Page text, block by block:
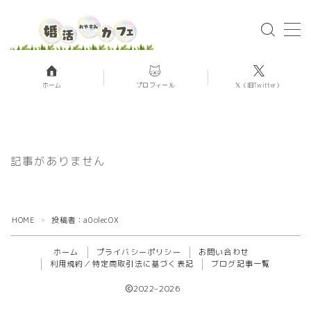
MENU
り越えて今は玉森似の彼氏ができた香
織です！
今お付き合いしている美肌さんの話以
外にも、婚約破棄体験談や過去に婚活
で出会った人とのことを話しています
ホーム プロフィール 𝕏（旧Twitter）
記事がありません
HOME ＞ 投稿者：a0olecOX
ホーム プライバシーポリシー
お問い合わせ
利用規約／特定商取引法に基づく表記
ブログ記事一覧
2022–2026